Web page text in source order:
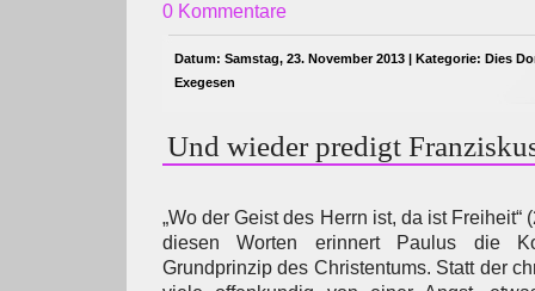
0 Kommentare
Datum: Samstag, 23. November 2013 | Kategorie: Dies
Exegesen
Und wieder predigt
„Wo der Geist des Herrn ist, da ist Freiheit“
diesen Worten erinnert Paulus die
Grundprinzip des Christentums. Statt der